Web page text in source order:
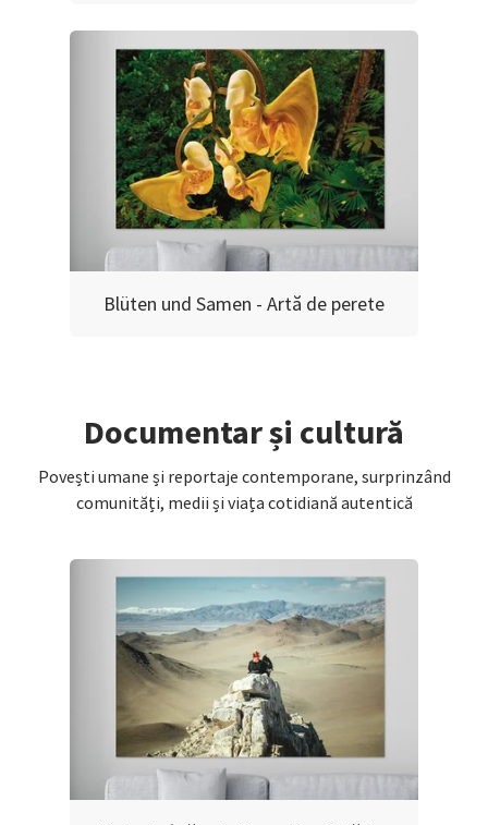
Blüten und Samen - Artă de perete
Documentar și cultură
Povești umane și reportaje contemporane, surprinzând
comunități, medii și viața cotidiană autentică